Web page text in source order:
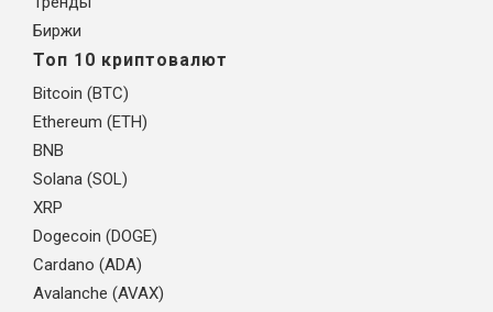
Биржи
Топ 10 криптовалют
Bitcoin (BTC)
Ethereum (ETH)
BNB
Solana (SOL)
XRP
Dogecoin (DOGE)
Cardano (ADA)
Avalanche (AVAX)